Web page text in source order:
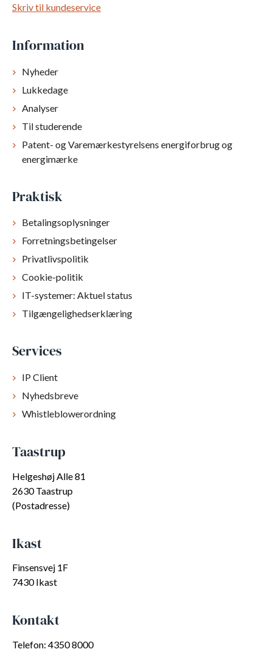
Skriv til kundeservice
Information
Nyheder
Lukkedage
Analyser
Til studerende
Patent- og Varemærkestyrelsens energiforbrug og
energimærke
Praktisk
Betalingsoplysninger
Forretningsbetingelser
Privatlivspolitik
Cookie-politik
IT-systemer: Aktuel status
Tilgængelighedserklæring
Services
IP Client
Nyhedsbreve
Whistleblowerordning
Taastrup
Helgeshøj Alle 81
2630 Taastrup
(Postadresse)
Ikast
Finsensvej 1F
7430 Ikast
Kontakt
Telefon: 4350 8000